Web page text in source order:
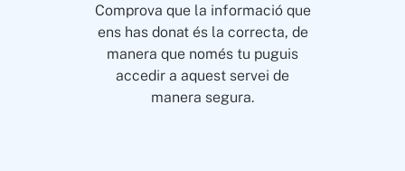
Comprova que la informació que
ens has donat és la correcta, de
manera que només tu puguis
accedir a aquest servei de
manera segura.